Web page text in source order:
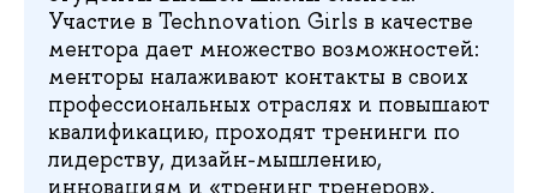
Участие в Technovation Girls в качестве
ментора дает множество возможностей:
менторы налаживают контакты в своих
профессиональных отраслях и повышают
квалификацию, проходят тренинги по
лидерству, дизайн-мышлению,
инновациям и «тренинг тренеров».